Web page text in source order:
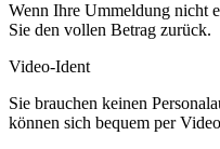
Wenn Ihre Ummeldung nicht
Sie den vollen Betrag zurück.
Video-Ident
Sie brauchen keinen
können sich bequem per